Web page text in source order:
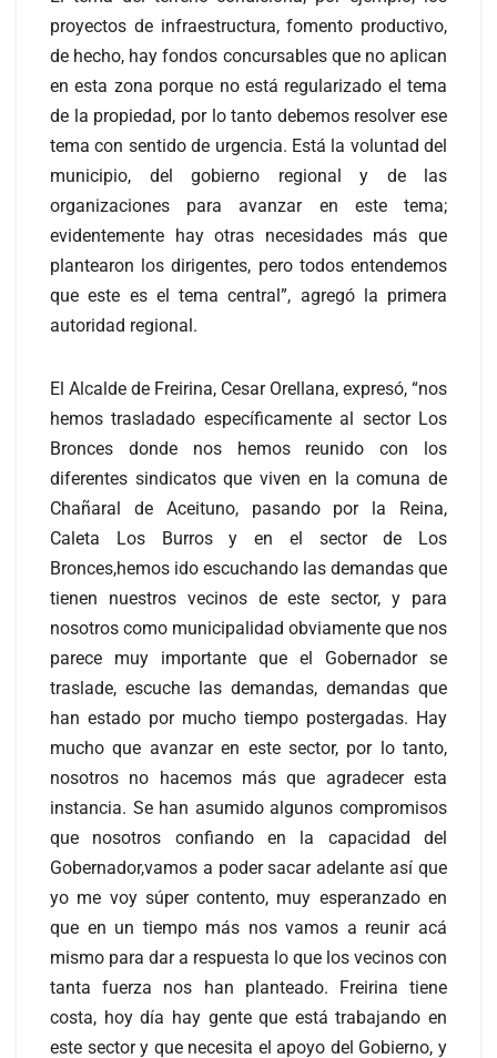
proyectos de infraestructura, fomento productivo,
de hecho, hay fondos concursables que no aplican
en esta zona porque no está regularizado el tema
de la propiedad, por lo tanto debemos resolver ese
tema con sentido de urgencia. Está la voluntad del
municipio, del gobierno regional y de las
organizaciones para avanzar en este tema;
evidentemente hay otras necesidades más que
plantearon los dirigentes, pero todos entendemos
que este es el tema central”, agregó la primera
autoridad regional.
El Alcalde de Freirina, Cesar Orellana, expresó, “nos
hemos trasladado específicamente al sector Los
Bronces donde nos hemos reunido con los
diferentes sindicatos que viven en la comuna de
Chañaral de Aceituno, pasando por la Reina,
Caleta Los Burros y en el sector de Los
Bronces,hemos ido escuchando las demandas que
tienen nuestros vecinos de este sector, y para
nosotros como municipalidad obviamente que nos
parece muy importante que el Gobernador se
traslade, escuche las demandas, demandas que
han estado por mucho tiempo postergadas. Hay
mucho que avanzar en este sector, por lo tanto,
nosotros no hacemos más que agradecer esta
instancia. Se han asumido algunos compromisos
que nosotros confiando en la capacidad del
Gobernador,vamos a poder sacar adelante así que
yo me voy súper contento, muy esperanzado en
que en un tiempo más nos vamos a reunir acá
mismo para dar a respuesta lo que los vecinos con
tanta fuerza nos han planteado. Freirina tiene
costa, hoy día hay gente que está trabajando en
este sector y que necesita el apoyo del Gobierno, y